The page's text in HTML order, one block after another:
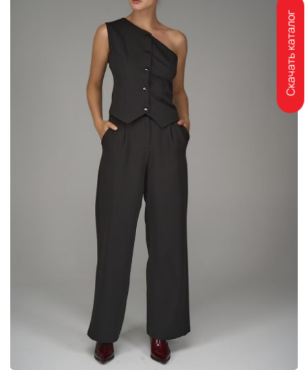
Скачать каталог